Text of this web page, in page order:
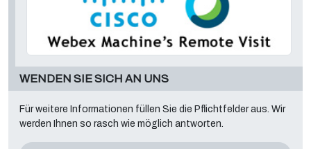
WENDEN SIE SICH AN UNS
Für weitere Informationen füllen Sie die Pflichtfelder aus. Wir
werden Ihnen so rasch wie möglich antworten.